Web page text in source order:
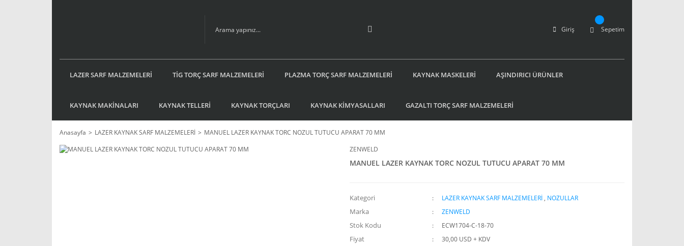
Giriş Sepetim
LAZER SARF MALZEMELERİ TİG TORÇ SARF MALZEMELERİ PLAZMA TORÇ SARF MALZEMELERİ KAYNAK MASKELERİ AŞINDIRICI ÜRÜNLER
KAYNAK MAKİNALARI KAYNAK TELLERİ KAYNAK TORÇLARI KAYNAK KİMYASALLARI GAZALTI TORÇ SARF MALZEMELERİ
Anasayfa LAZER KAYNAK SARF MALZEMELERİ
MANUEL LAZER KAYNAK TORC NOZUL TUTUCU APARAT 70 MM
ZENWELD
MANUEL LAZER KAYNAK TORC NOZUL TUTUCU APARAT 70 MM
Kategori LAZER KAYNAK SARF MALZEMELERİ , NOZULLAR
Marka ZENWELD
Stok Kodu ECW1704-C-18-70
Fiyat
30,00 USD + KDV